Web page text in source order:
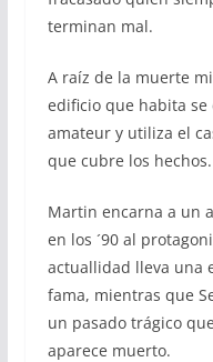
terminan mal.
A raíz de la muerte
edificio que habita
amateur y utiliza el
que cubre los hechos.
Martin encarna a un
en los ´90 al
actuallidad lleva una
fama, mientras que
un pasado trágico
aparece muerto.